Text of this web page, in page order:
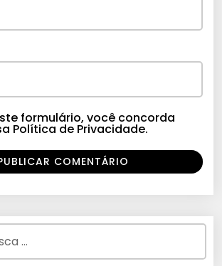
formulário, você concorda
Política de Privacidade.